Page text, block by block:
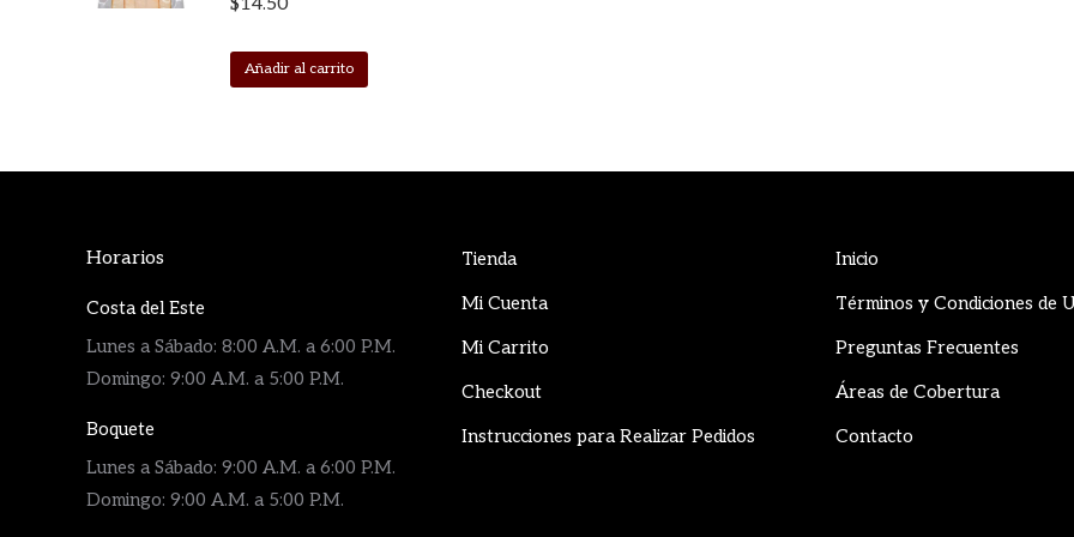
Añadir al carrito
Horarios
Costa del Este
Lunes a Sábado: 8:00 A.M. a 6:00 P.M.
Domingo: 9:00 A.M. a 5:00 P.M.
Boquete
Lunes a Sábado: 9:00 A.M. a 6:00 P.M.
Domingo: 9:00 A.M. a 5:00 P.M.
Tienda
Mi Cuenta
Mi Carrito
Checkout
Instrucciones para Realizar Pedidos
Inicio
Términos y Condiciones de
Preguntas Frecuentes
Áreas de Cobertura
Contacto